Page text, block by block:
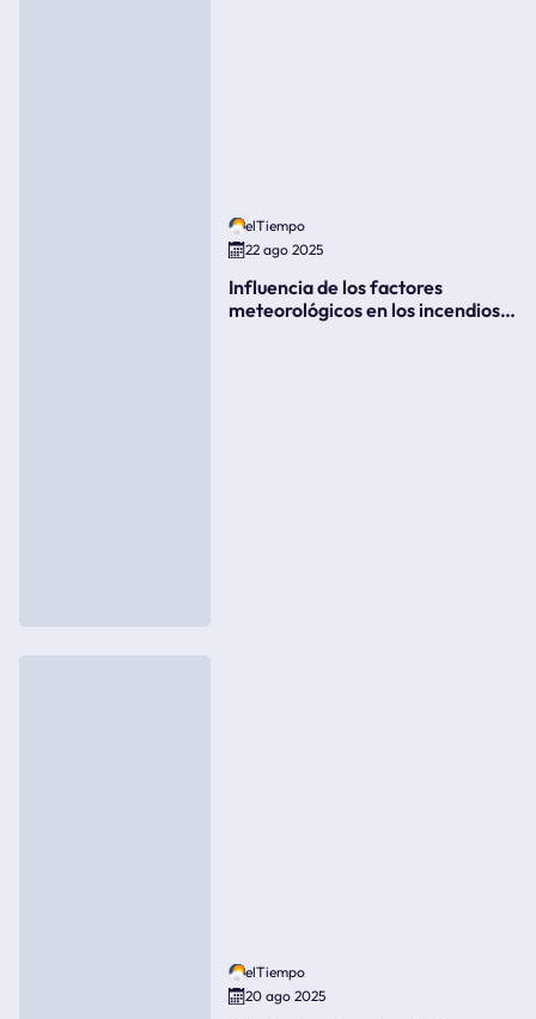
elTiempo
22 ago 2025
Influencia de los factores
meteorológicos en los incendios
elTiempo
20 ago 2025